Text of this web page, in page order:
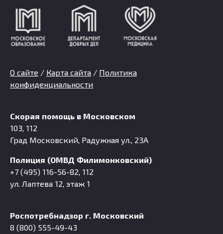
О сайте / Карта сайта / Политика
конфиденциальности
Скорая помощь в Московском
103, 112
Град Московский, Радужная ул., 23А
Полиция (ОМВД Филимонковский)
+7 (495) 116-56-82, 112
ул. Лаптева 12, этаж 1
Роспотребнадзор г. Московский
8 (800) 555-49-43